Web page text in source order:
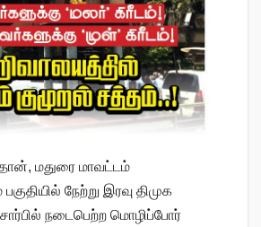
மதுரை மாவட்டம்
பகுதியில் நேற்று இரவு திமுக
நடைபெற்ற மொழிப்போர்